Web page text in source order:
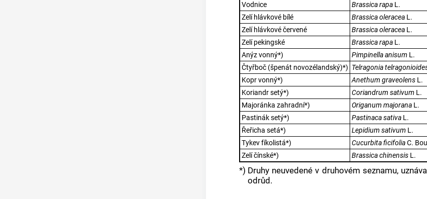
Vodnice
Brassica rapa L.
Zelí hlávkové bílé
Brassica oleracea L.
Zelí hlávkové červené
Brassica oleracea L.
Zelí pekingské
Brassica rapa L.
Anýz vonný*)
Pimpinella anisum L.
Čtyřboč (špenát novozélandský)*) Telragonia
Kopr vonný*)
Anethum graveolens L.
Koriandr setý*)
Coriandrum sativum L.
Majoránka zahradní*)
Origanum majorana L.
Pastinák setý*)
Pastinaca sativa L.
Řeřicha setá*)
Lepidium sativum L.
Tykev fíkolistá*)
Cucurbita ficifoliaC.
Zelí čínské*)
Brassica chinensis L.
*) Druhy neuvedené v druhovém seznamu,
odrůd.